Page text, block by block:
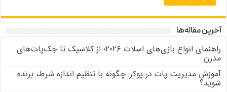
آخرین مقاله‌ها
راهنمای انواع بازی‌های اسلات ۲۰۲۶؛ از کلاسیک تا جک‌پات‌های
مدرن
آموزش مدیریت پات در پوکر: چگونه با تنظیم اندازه شرط، برنده
شوید؟